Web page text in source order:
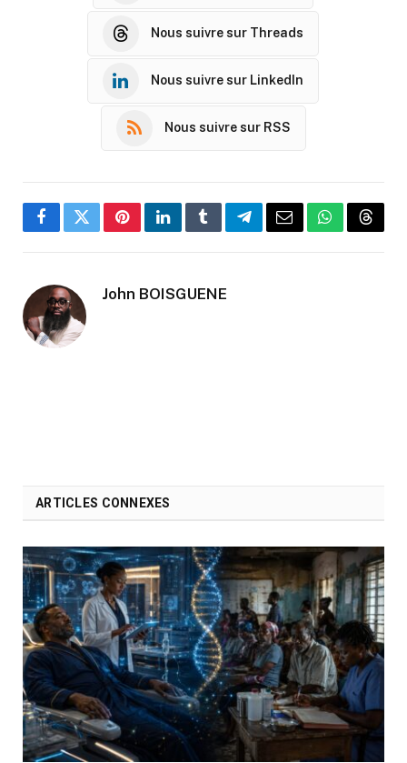
Nous suivre sur Threads
Nous suivre sur LinkedIn
Nous suivre sur RSS
FacebookTwitterPinterestLinkedInTumblrTelegramEmailWhatsApp
John BOISGUENE
ARTICLES CONNEXES